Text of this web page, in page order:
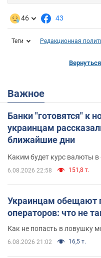
46 43
Теги Редакционная
Важное
Банки "готовятся" к
украинцам
ближайшие дни
Каким будет курс валюты
6.08.2026 22:58 151,8 т.
Украинцам обещают
операторов: что не
Как не попасть в ловушку
6.08.2026 21:02 16,5 т.